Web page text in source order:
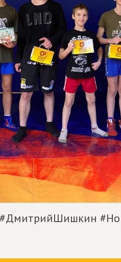
#ДмитрийШишкин